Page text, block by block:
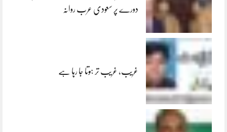
دورے پر سعودی عرب روانہ
غریب، غریب تر ہوتا جا رہا ہے